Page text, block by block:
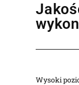
Wysoki